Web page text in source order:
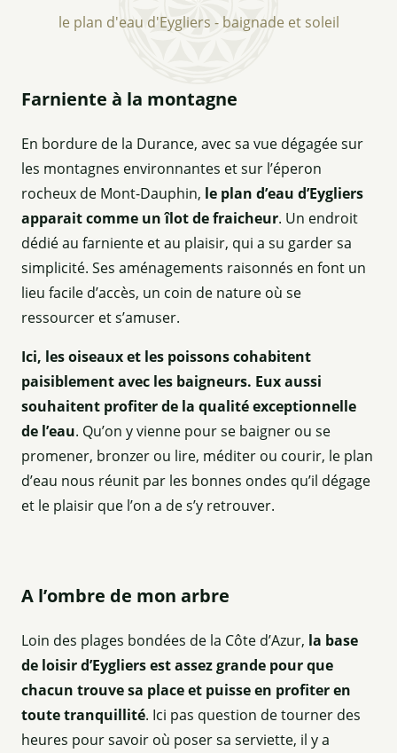
le plan d'eau d'Eygliers - baignade et soleil
Farniente à la montagne
En bordure de la Durance, avec sa vue dégagée sur
les montagnes environnantes et sur l’éperon
rocheux de Mont-Dauphin, le plan d’eau d’Eygliers
apparait comme un îlot de fraicheur. Un endroit
dédié au farniente et au plaisir, qui a su garder sa
simplicité. Ses aménagements raisonnés en font un
lieu facile d’accès, un coin de nature où se
ressourcer et s’amuser.
Ici, les oiseaux et les poissons cohabitent
paisiblement avec les baigneurs. Eux aussi
souhaitent profiter de la qualité exceptionnelle
de l’eau. Qu’on y vienne pour se baigner ou se
promener, bronzer ou lire, méditer ou courir, le plan
d’eau nous réunit par les bonnes ondes qu’il dégage
et le plaisir que l’on a de s’y retrouver.
A l’ombre de mon arbre
Loin des plages bondées de la Côte d’Azur, la base
de loisir d’Eygliers est assez grande pour que
chacun trouve sa place et puisse en profiter en
toute tranquillité. Ici pas question de tourner des
heures pour savoir où poser sa serviette, il y a